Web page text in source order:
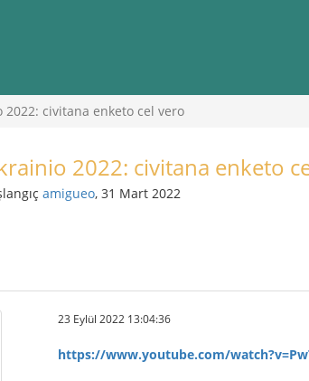
2022: civitana enketo cel vero
2022: civitana enketo
amigueo, 31 Mart 2022
23 Eylül 2022 13:04:36
https://www.youtube.com/